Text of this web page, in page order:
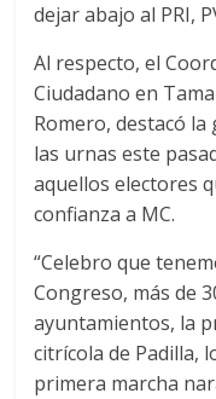
dejar abajo al PRI,
Al respecto, el
Ciudadano en
Romero, destacó
las urnas este
aquellos electores
confianza a MC.
“Celebro que
Congreso, más de
ayuntamientos, la
citrícola de Padilla,
primera marcha